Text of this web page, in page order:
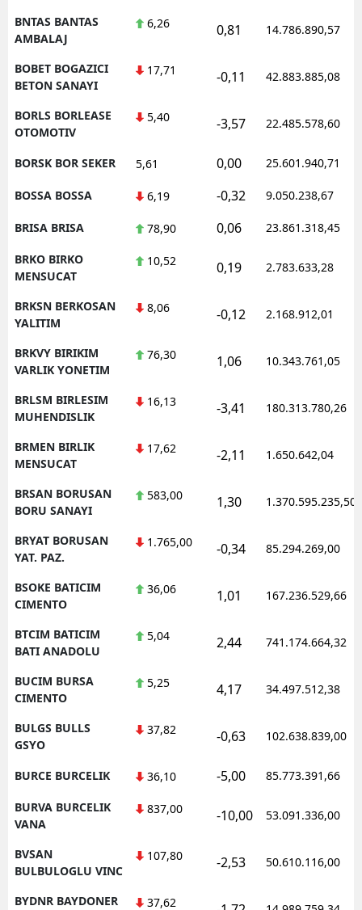
BNTAS BANTAS
AMBALAJ
6,26 0,81 14.786.890,57
BOBET BOGAZICI
BETON SANAYI
17,71 -0,11 42.883.885,08
BORLS BORLEASE
OTOMOTIV
5,40 -3,57 22.485.578,60
BORSK BOR SEKER 5,61 0,00 25.601.940,71
BOSSA BOSSA 6,19 -0,32 9.050.238,67
BRISA BRISA 78,90 0,06 23.861.318,45
BRKO BIRKO
MENSUCAT
10,52 0,19 2.783.633,28
BRKSN BERKOSAN
YALITIM
8,06 -0,12 2.168.912,01
BRKVY BIRIKIM
VARLIK YONETIM
76,30 1,06 10.343.761,05
BRLSM BIRLESIM
MUHENDISLIK
16,13 -3,41 180.313.780,26
BRMEN BIRLIK
MENSUCAT
17,62 -2,11 1.650.642,04
BRSAN BORUSAN
BORU SANAYI
583,00 1,30 1.370.595.235,50
BRYAT BORUSAN
YAT. PAZ.
1.765,00 -0,34 85.294.269,00
BSOKE BATICIM
CIMENTO
36,06 1,01 167.236.529,66
BTCIM BATICIM
BATI ANADOLU
5,04 2,44 741.174.664,32
BUCIM BURSA
CIMENTO
5,25 4,17 34.497.512,38
BULGS BULLS
GSYO
37,82 -0,63 102.638.839,00
BURCE BURCELIK 36,10 -5,00 85.773.391,66
BURVA BURCELIK
VANA
837,00 -10,00 53.091.336,00
BVSAN
BULBULOGLU VINC
107,80 -2,53 50.610.116,00
BYDNR BAYDONER
37,62